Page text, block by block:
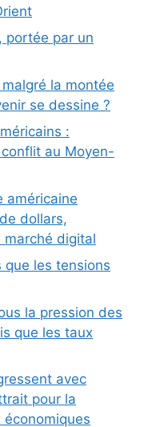
portée par un
la montée
se dessine ?
:
au Moyen-
américaine
dollars,
marché digital
les tensions
la pression des
que les taux
avec
pour la